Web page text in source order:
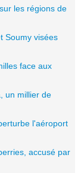
les régions de
Soumy visées
face aux
un millier de
l'aéroport
accusé par